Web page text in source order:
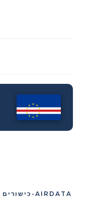
כישורים שמוענקים על ידי תעודות אלו ב-AIRDATA